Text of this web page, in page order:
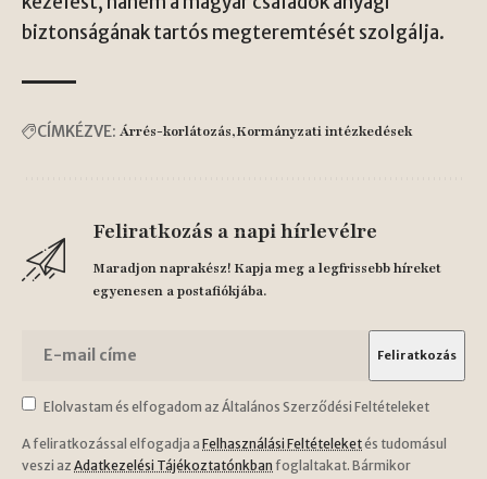
biztonságának tartós megteremtését szolgálja.
CÍMKÉZVE: Árrés-korlátozás Kormányzati intézkedések
Feliratkozás a napi hírlevélre
Maradjon naprakész! Kapja meg a legfrissebb híreket
egyenesen a postafiókjába.
Elolvastam és elfogadom az Általános Szerződési Feltételeket
A feliratkozással elfogadja a Felhasználási Feltételeketés tudomásul
veszi az Adatkezelési Tájékoztatónkban foglaltakat. Bármikor